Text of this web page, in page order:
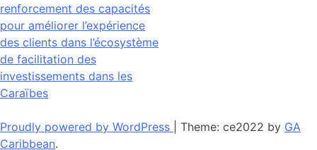
l’article
renforcement des capacités
pour améliorer l’expérience
des clients dans l’écosystème
de facilitation des
investissements dans les
Caraïbes
Proudly powered by WordPress Theme: ce2022 by GA
Caribbean.